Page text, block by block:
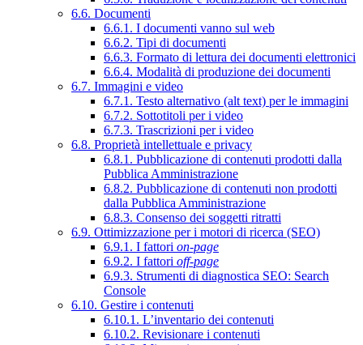
6.6. Documenti
6.6.1. I documenti vanno sul web
6.6.2. Tipi di documenti
6.6.3. Formato di lettura dei documenti elettronici
6.6.4. Modalità di produzione dei documenti
6.7. Immagini e video
6.7.1. Testo alternativo (alt text) per le immagini
6.7.2. Sottotitoli per i video
6.7.3. Trascrizioni per i video
6.8. Proprietà intellettuale e privacy
6.8.1. Pubblicazione di contenuti prodotti dalla
Pubblica Amministrazione
6.8.2. Pubblicazione di contenuti non prodotti
dalla Pubblica Amministrazione
6.8.3. Consenso dei soggetti ritratti
6.9. Ottimizzazione per i motori di ricerca (SEO)
6.9.1. I fattori on-page
6.9.2. I fattori off-page
6.9.3. Strumenti di diagnostica SEO: Search
Console
6.10. Gestire i contenuti
6.10.1. L’inventario dei contenuti
6.10.2. Revisionare i contenuti